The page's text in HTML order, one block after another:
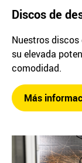
Discos de
Nuestros
su elevada
comodidad.
Más